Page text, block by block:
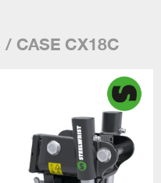
/ CASE CX18C